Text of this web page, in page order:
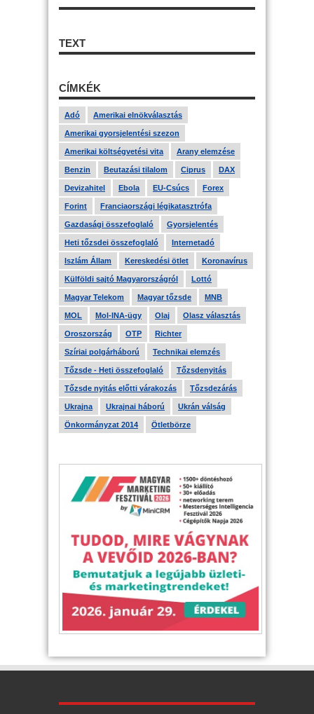
TEXT
CÍMKÉK
Adó Amerikai elnökválasztás
Amerikai gyorsjelentési szezon
Amerikai költségvetési vita Arany elemzése
Benzin Beutazási tilalom Ciprus DAX
Devizahitel Ebola EU-Csúcs Forex
Forint Franciaországi légikatasztrófa
Gazdasági összefoglaló Gyorsjelentés
Heti tőzsdei összefoglaló Internetadó
Iszlám Állam Kereskedési ötlet Koronavírus
Külföldi sajtó Magyarországról Lottó
Magyar Telekom Magyar tőzsde MNB
MOL Mol-INA-ügy Olaj Olasz választás
Oroszország OTP Richter
Szíriai polgárháború Technikai elemzés
Tőzsde - Heti összefoglaló Tőzsdenyitás
Tőzsde nyitás előtti várakozás Tőzsdezárás
Ukrajna Ukrajnai háború Ukrán válság
Önkormányzat 2014 Ötletbörze